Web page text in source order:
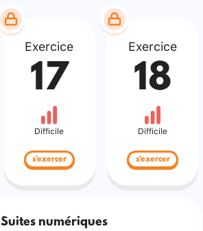
Exercice
17
Difficile
s'exercer
Exercice
18
Difficile
s'exercer
Suites numériques